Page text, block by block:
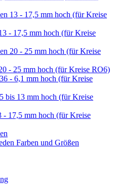
13 - 17,5 mm hoch (für Kreise
- 17,5 mm hoch (für Kreise
20 - 25 mm hoch (für Kreise
- 25 mm hoch (für Kreise RO6)
- 6,1 mm hoch (für Kreise
bis 13 mm hoch (für Kreise
- 17,5 mm hoch (für Kreise
Farben und Größen